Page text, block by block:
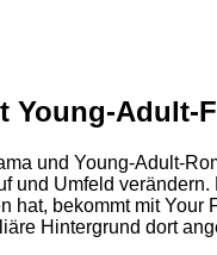
Young-Adult-
und Young-Adult-
und Umfeld
hat, bekommt mit
Hintergrund dort